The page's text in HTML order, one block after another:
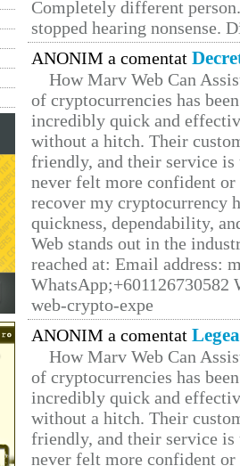
Completely different
stopped hearing nonsense.
ANONIM a comentat
How Marv Web Can
of cryptocurrencies has
incredibly quick and
without a hitch. Their
friendly, and their service
never felt more confident
recover my cryptocurrency
quickness, dependability,
Web stands out in the
reached at: Email address:
web-crypto-expe
ANONIM a comentat
How Marv Web Can
of cryptocurrencies has
incredibly quick and
without a hitch. Their
friendly, and their service
never felt more confident